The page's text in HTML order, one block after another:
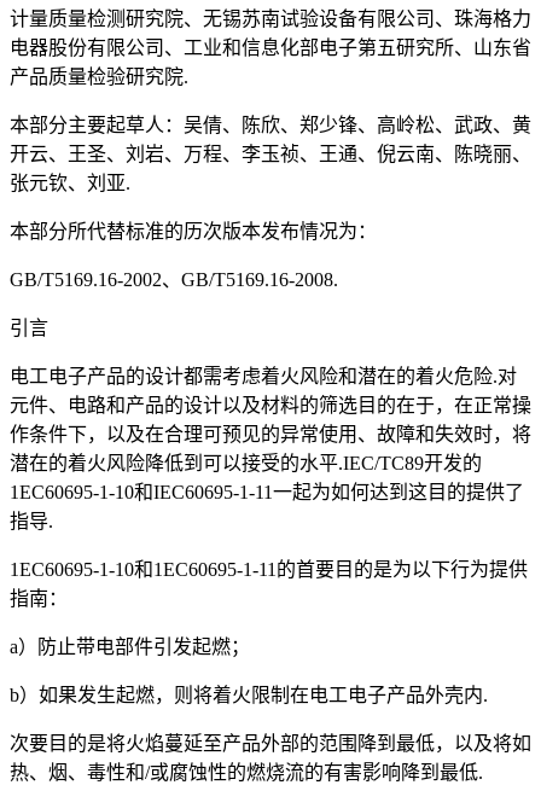
计量质量检测研究院、无锡苏南试验设备有限公司、珠海格力
电器股份有限公司、工业和信息化部电子第五研究所、山东省
产品质量检验研究院.
本部分主要起草人：吴倩、陈欣、郑少锋、高岭松、武政、黄
开云、王圣、刘岩、万程、李玉祯、王通、倪云南、陈晓丽、
张元钦、刘亚.
本部分所代替标准的历次版本发布情况为：
GB/T5169.16-2002、GB/T5169.16-2008.
引言
电工电子产品的设计都需考虑着火风险和潜在的着火危险.对
元件、电路和产品的设计以及材料的筛选目的在于，在正常操
作条件下，以及在合理可预见的异常使用、故障和失效时，将
潜在的着火风险降低到可以接受的水平.IEC/TC89开发的
1EC60695-1-10和IEC60695-1-11一起为如何达到这目的提供了
指导.
1EC60695-1-10和1EC60695-1-11的首要目的是为以下行为提供
指南：
a）防止带电部件引发起燃；
b）如果发生起燃，则将着火限制在电工电子产品外壳内.
次要目的是将火焰蔓延至产品外部的范围降到最低，以及将如
热、烟、毒性和/或腐蚀性的燃烧流的有害影响降到最低.